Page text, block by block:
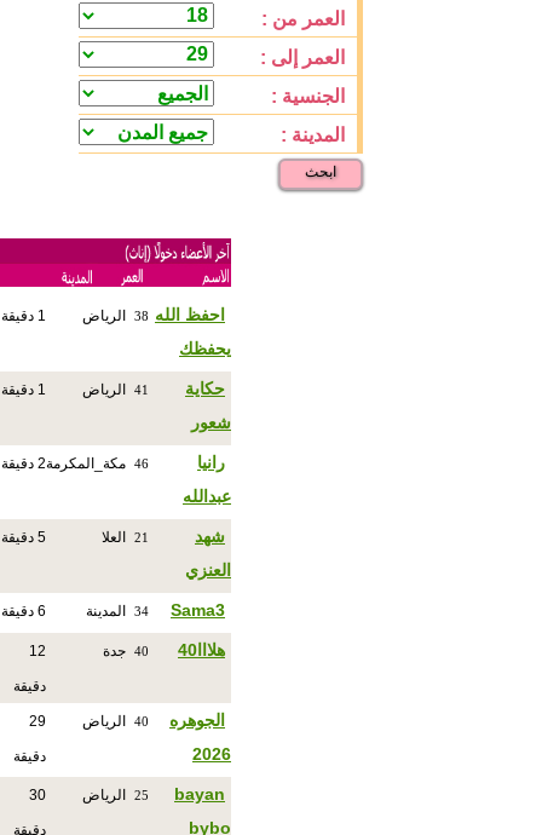
العمر من :
العمر إلى :
الجنسية :
المدينة :
ابحث
احفظ الله
يحفظك
38 الرياض 1 دقيقة
حكاية
شعور
41 الرياض 1 دقيقة
رانيا
عبدالله
46 مكة_المكرمة2 دقيقة
شهد
العنزي
21 العلا 5 دقيقة
Sama3
34 المدينة 6 دقيقة
هلااا40 40 جدة 12
دقيقة
الجوهره
2026
40 الرياض 29
دقيقة
bayan
bybo
25 الرياض 30
دقيقة